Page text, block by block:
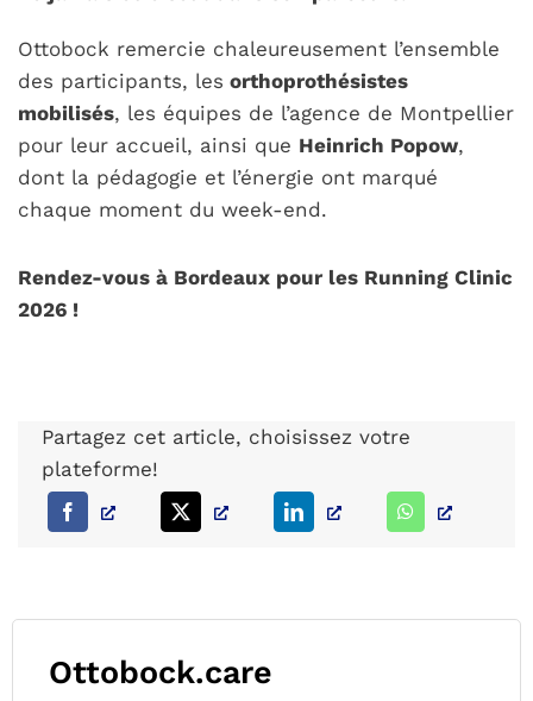
Ottobock remercie chaleureusement l’ensemble
des participants, les orthoprothésistes
mobilisés, les équipes de l’agence de Montpellier
pour leur accueil, ainsi que Heinrich Popow,
dont la pédagogie et l’énergie ont marqué
chaque moment du week-end.
Rendez-vous à Bordeaux pour les Running Clinic
2026 !
Partagez cet article, choisissez votre
plateforme!
Ottobock.care